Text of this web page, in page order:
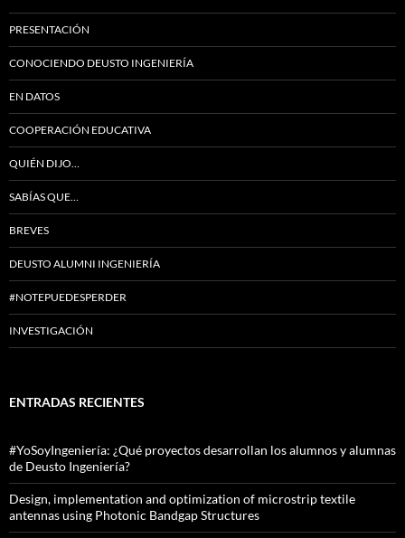
PRESENTACIÓN
CONOCIENDO DEUSTO INGENIERÍA
EN DATOS
COOPERACIÓN EDUCATIVA
QUIÉN DIJO…
SABÍAS QUE…
BREVES
DEUSTO ALUMNI INGENIERÍA
#NOTEPUEDESPERDER
INVESTIGACIÓN
ENTRADAS RECIENTES
#YoSoyIngeniería: ¿Qué proyectos desarrollan los alumnos y alumnas
de Deusto Ingeniería?
Design, implementation and optimization of microstrip textile
antennas using Photonic Bandgap Structures